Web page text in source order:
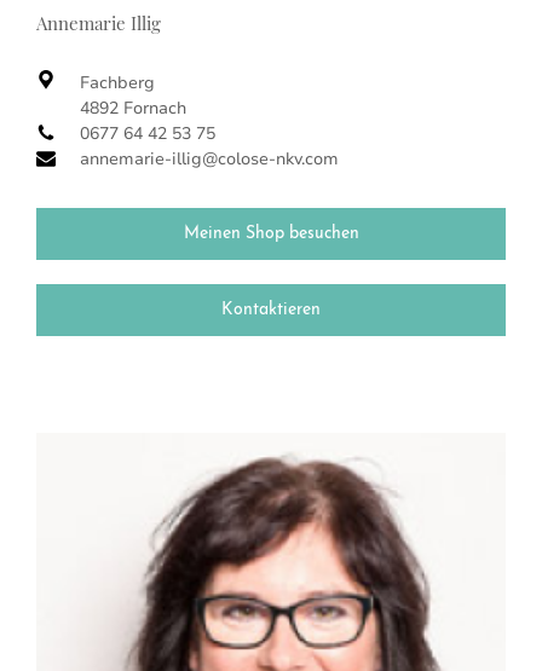
Annemarie Illig
Fachberg
4892 Fornach
0677 64 42 53 75
annemarie-illig@colose-nkv.com
Meinen Shop besuchen
Kontaktieren